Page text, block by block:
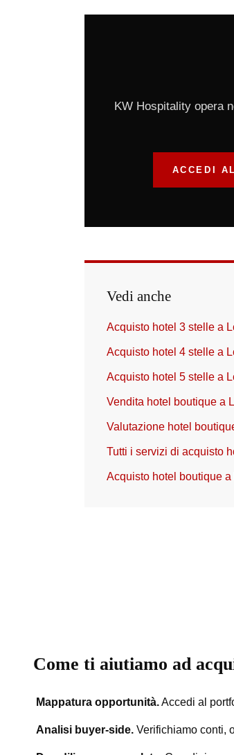
KW Hospitality opera
ACCEDI
Vedi anche
Acquisto hotel 3 stelle a
Acquisto hotel 4 stelle a
Acquisto hotel 5 stelle a
Vendita hotel boutique a
Valutazione hotel
Tutti i servizi di acquisto
Acquisto hotel boutique a
Come ti aiutiamo ad
Mappatura opportunità.Accedi al
Analisi buyer-side. Verifichiamo conti,